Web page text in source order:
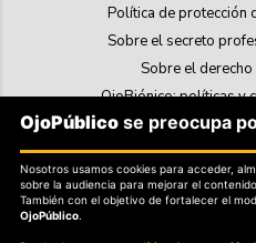
Política de protección
Sobre el secreto
Sobre el derecho
OjoBiónico: políticas y
Sobre libertad de información
La Tienda
OjoPúblico se preocupa
Nosotros usamos cookies para acceder,
sobre la audiencia para mejorar el
También con el objetivo de fortalecer el
OjoPúblico.